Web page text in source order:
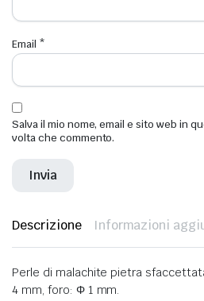
Email *
Salva il mio nome, email e sito web in
volta che commento.
Descrizione Informazioni
Perle di malachite pietra
4 mm, foro: Φ 1 mm.